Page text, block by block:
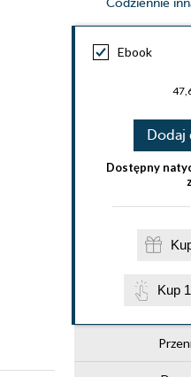
Codziennie
Ebook
Dodaj
Dostępny
Kup